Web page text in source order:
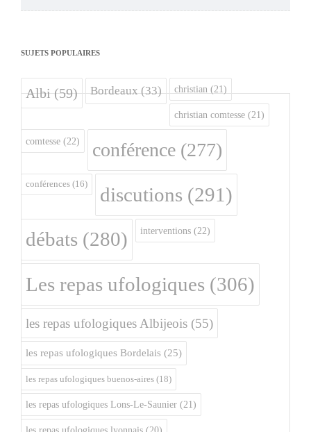
SUJETS POPULAIRES
Albi(59) Bordeaux(33) christian (21)
christian comtesse (21)
comtesse (22) conférence (277)
conférences (16) discutions (291)
débats (280) interventions (22)
Les repas ufologiques (306)
les repas ufologiques Albijeois (55)
les repas ufologiques Bordelais (25)
les repas ufologiques buenos-aires (18)
les repas ufologiques Lons-Le-Saunier (21)